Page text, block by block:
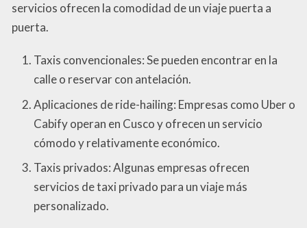
servicios ofrecen la comodidad de un viaje puerta a
puerta.
Taxis convencionales: Se pueden encontrar en la
calle o reservar con antelación.
Aplicaciones de ride-hailing: Empresas como Uber o
Cabify operan en Cusco y ofrecen un servicio
cómodo y relativamente económico.
Taxis privados: Algunas empresas ofrecen
servicios de taxi privado para un viaje más
personalizado.